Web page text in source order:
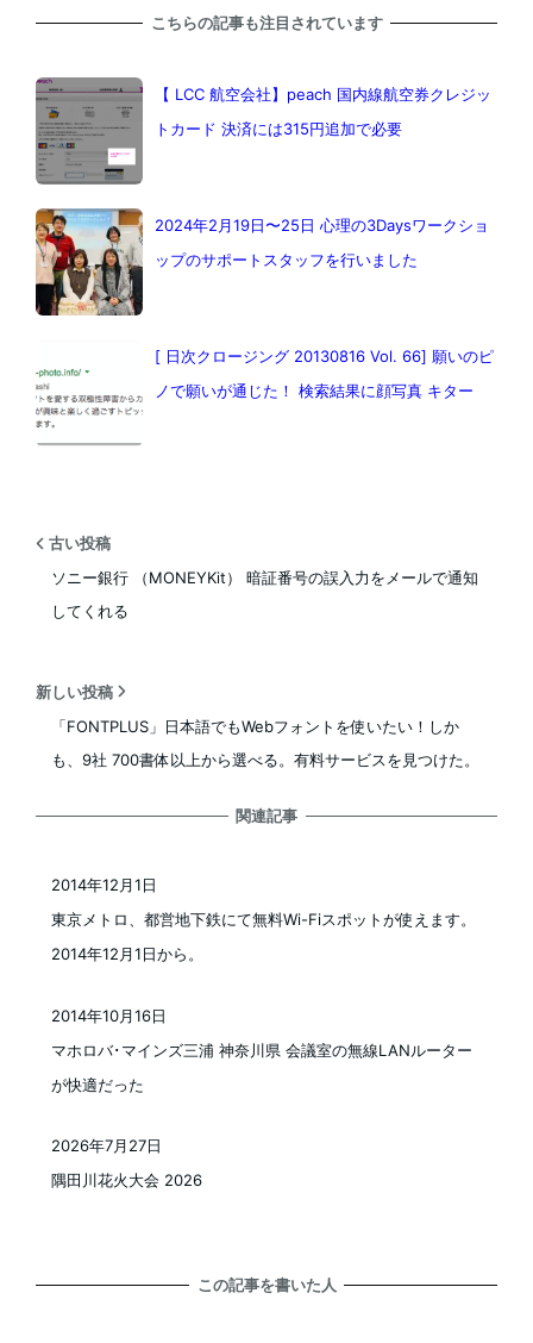
こちらの記事も注目されています
【 LCC 航空会社】peach 国内線航空券クレジッ
トカード 決済には315円追加で必要
2024年2月19日〜25日 心理の3Daysワークショ
ップのサポートスタッフを行いました
[ 日次クロージング 20130816 Vol. 66] 願いのピ
ノで願いが通じた！ 検索結果に顔写真 キター
古い投稿
ソニー銀行 （MONEYKit） 暗証番号の誤入力をメールで通知
してくれる
新しい投稿
「FONTPLUS」日本語でもWebフォントを使いたい！しか
も、9社 700書体以上から選べる。有料サービスを見つけた。
関連記事
東京メトロ、都営地下鉄にて無料Wi-Fiスポットが使えます。
2014年12月1日から。
2014年12月1日
マホロバ･マインズ三浦 神奈川県 会議室の無線LANルーター
が快適だった
2014年10月16日
隅田川花火大会 2026
2026年7月27日
この記事を書いた人